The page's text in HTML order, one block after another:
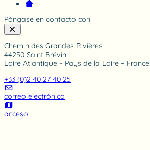
Póngase en contacto con
Chemin des Grandes Rivières
44250 Saint Brévin
Loire Atlantique ~ Pays de la Loire ~ France
+33 (0)2 40 27 40 25
correo electrónico
acceso